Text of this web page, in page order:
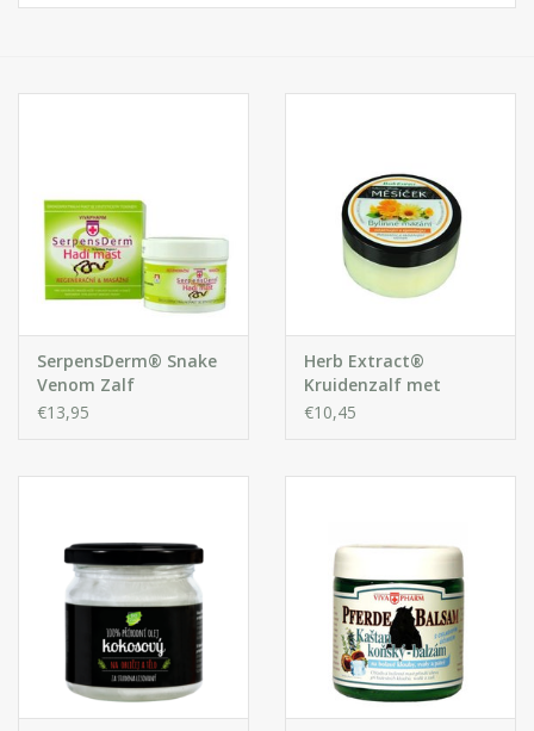
Apotheek
Parfum
Zon
Gift sets
Blog
SerpensDerm® Snake
Venom Zalf
€13,95
Herb Extract®
Kruidenzalf met
Calendula
€10,45